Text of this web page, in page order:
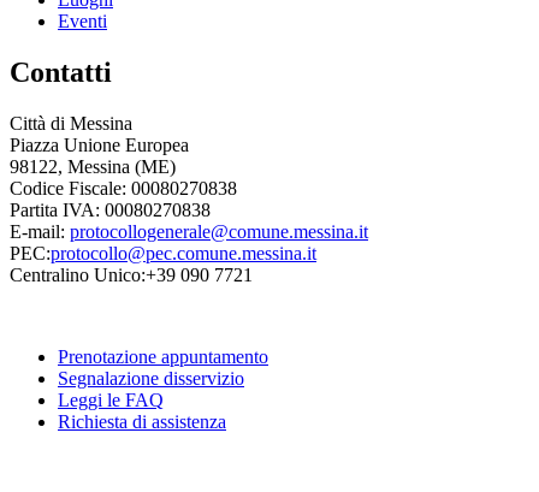
Eventi
Contatti
Città di Messina
Piazza Unione Europea
98122, Messina (ME)
Codice Fiscale: 00080270838
Partita IVA: 00080270838
E-mail: protocollogenerale@comune.messina.it
PEC:protocollo@pec.comune.messina.it
Centralino Unico:+39 090 7721
Prenotazione appuntamento
Segnalazione disservizio
Leggi le FAQ
Richiesta di assistenza